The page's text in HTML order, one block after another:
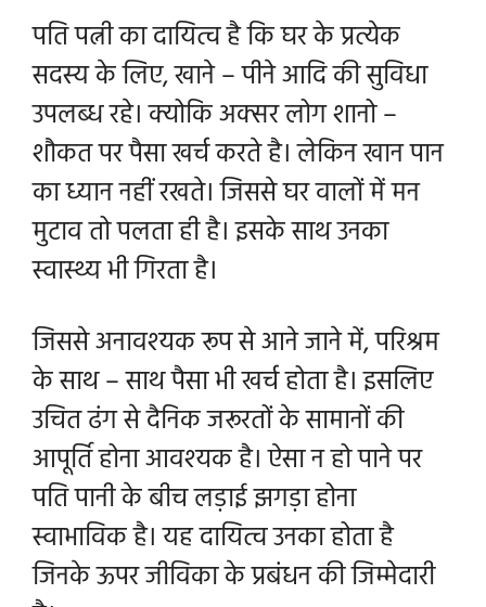
पति पत्नी का दायित्व है कि घर के प्रत्येक
सदस्य के लिए, खाने – पीने आदि की सुविधा
उपलब्ध रहे। क्योकि अक्सर लोग शानो –
शौकत पर पैसा खर्च करते है। लेकिन खान पान
का ध्यान नहीं रखते। जिससे घर वालों में मन
मुटाव तो पलता ही है। इसके साथ उनका
स्वास्थ्य भी गिरता है।
जिससे अनावश्यक रूप से आने जाने में, परिश्रम
के साथ – साथ पैसा भी खर्च होता है। इसलिए
उचित ढंग से दैनिक जरूरतों के सामानों की
आपूर्ति होना आवश्यक है। ऐसा न हो पाने पर
पति पानी के बीच लड़ाई झगड़ा होना
स्वाभाविक है। यह दायित्व उनका होता है
जिनके ऊपर जीविका के प्रबंधन की जिम्मेदारी